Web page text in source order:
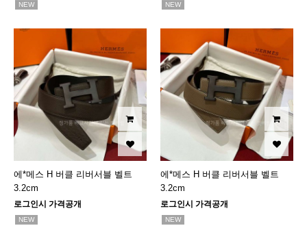
NEW NEW
에*메스 H 버클 리버서블 벨트
3.2cm
로그인시 가격공개
NEW
에*메스 H 버클 리버서블 벨트
3.2cm
로그인시 가격공개
NEW